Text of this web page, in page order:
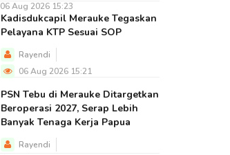
06 Aug 2026 15:23
Kadisdukcapil Merauke Tegaskan
Pelayana KTP Sesuai SOP
Rayendi
06 Aug 2026 15:21
PSN Tebu di Merauke Ditargetkan
Beroperasi 2027, Serap Lebih
Banyak Tenaga Kerja Papua
Rayendi